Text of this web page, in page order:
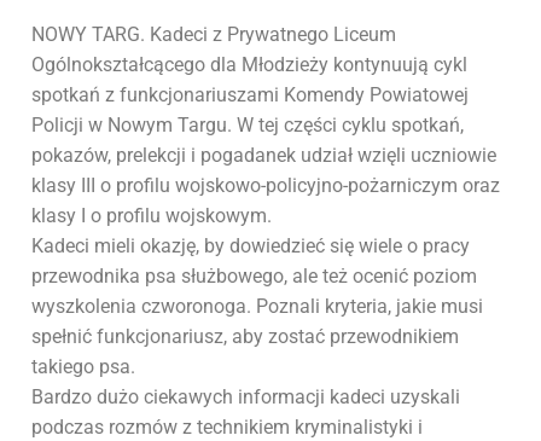
NOWY TARG. Kadeci z Prywatnego Liceum
Ogólnokształcącego dla Młodzieży kontynuują cykl
spotkań z funkcjonariuszami Komendy Powiatowej
Policji w Nowym Targu. W tej części cyklu spotkań,
pokazów, prelekcji i pogadanek udział wzięli uczniowie
klasy III o profilu wojskowo-policyjno-pożarniczym oraz
klasy I o profilu wojskowym.
Kadeci mieli okazję, by dowiedzieć się wiele o pracy
przewodnika psa służbowego, ale też ocenić poziom
wyszkolenia czworonoga. Poznali kryteria, jakie musi
spełnić funkcjonariusz, aby zostać przewodnikiem
takiego psa.
Bardzo dużo ciekawych informacji kadeci uzyskali
podczas rozmów z technikiem kryminalistyki i